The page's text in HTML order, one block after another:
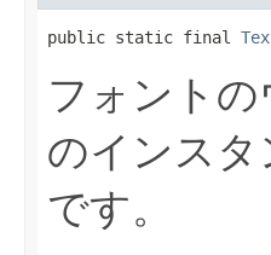
public static final
フォント
のインスタ
です。